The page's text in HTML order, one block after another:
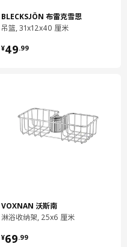
BLECKSJÖN 布雷克雪恩
吊篮, 31x12x40 厘米
¥49.99
¥ 49.99
VOXNAN 沃斯南
淋浴收纳架, 25x6 厘米
¥69.99
¥ 69.99